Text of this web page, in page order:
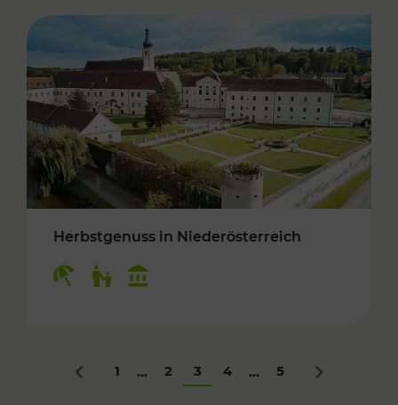
Herbstgenuss in Niederösterreich
Zurück
1 ... 2 3 4 ... 5 Nächstes